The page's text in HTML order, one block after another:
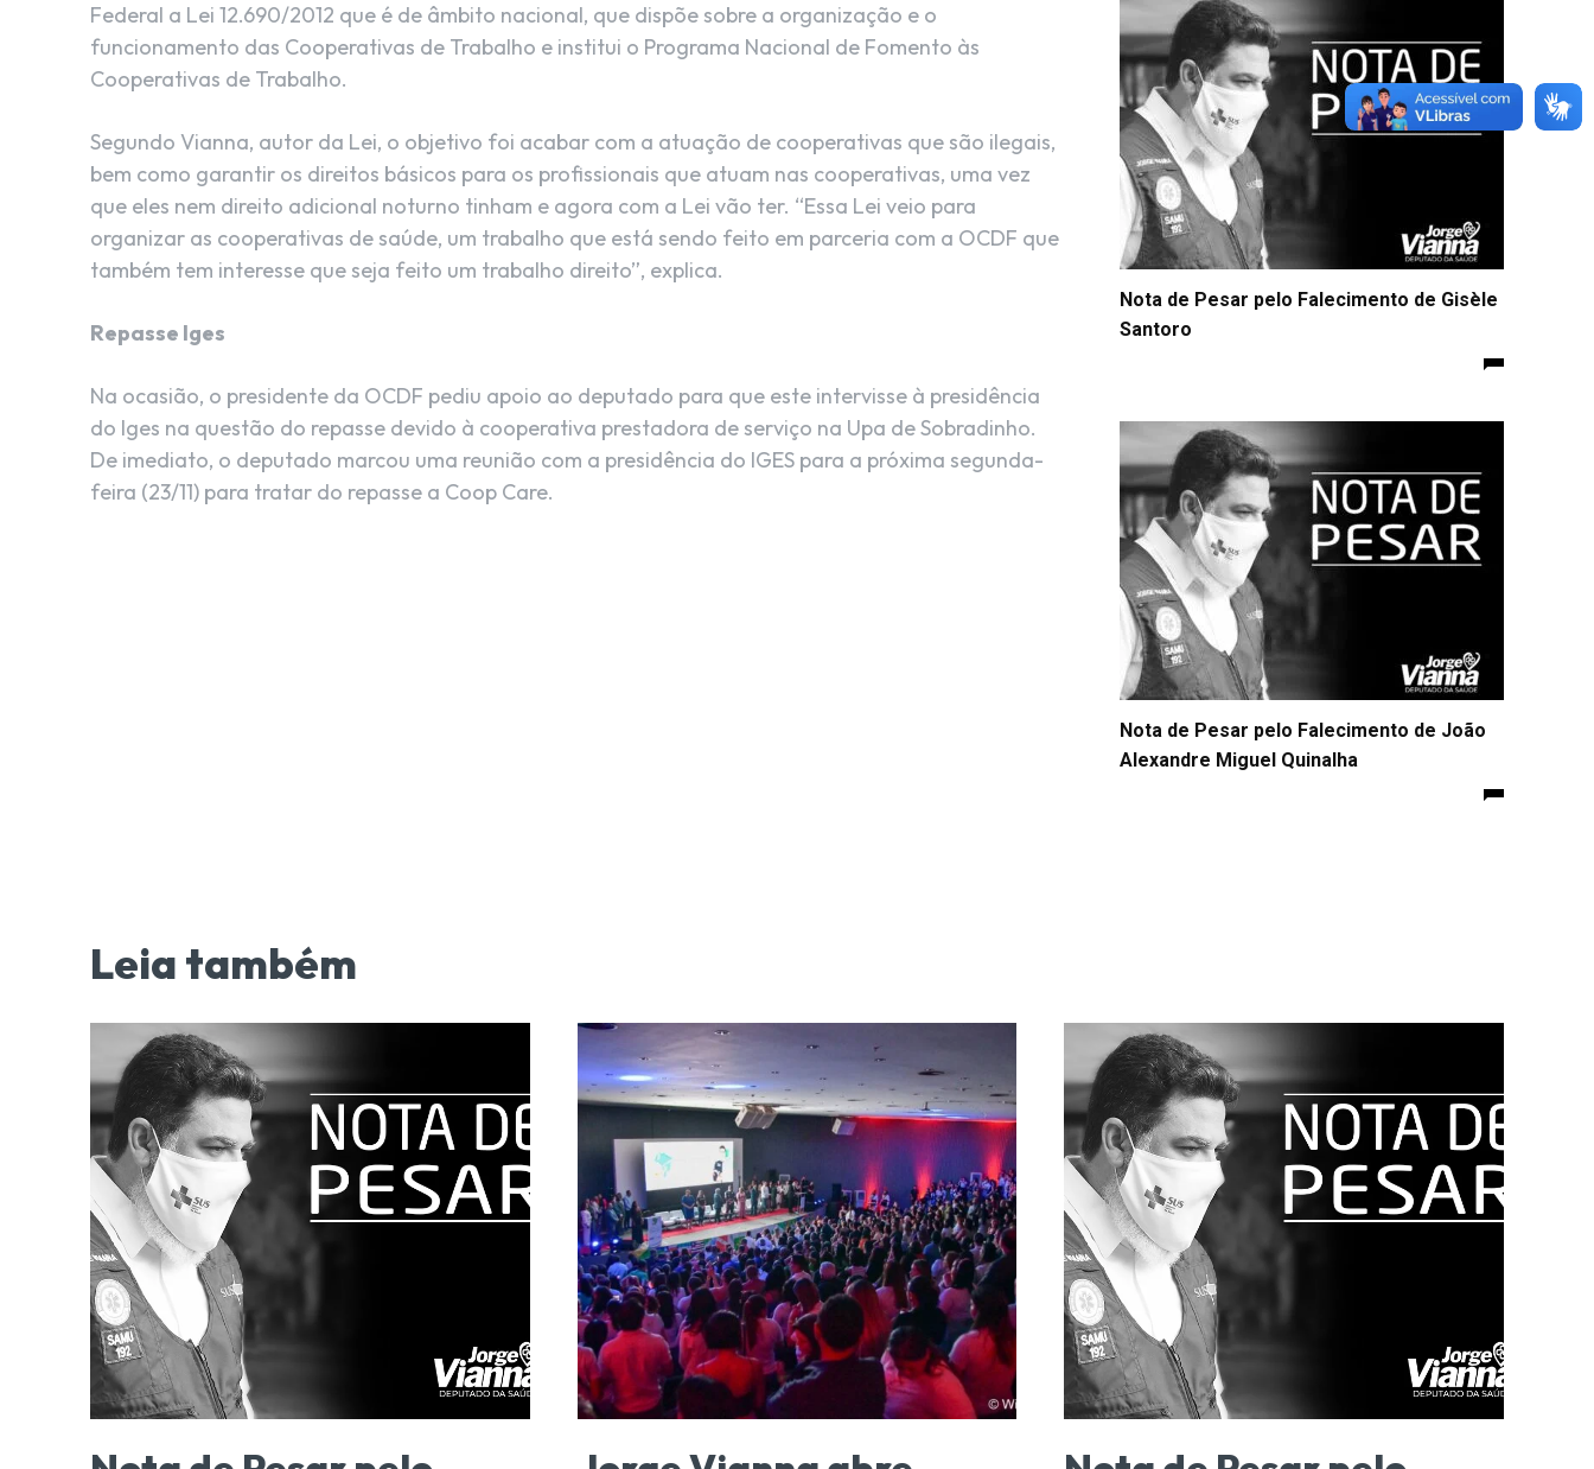
Federal a Lei 12.690/2012 que é de âmbito nacional, que dispõe sobre a organização e o
funcionamento das Cooperativas de Trabalho e institui o Programa Nacional de Fomento às
Cooperativas de Trabalho.
Segundo Vianna, autor da Lei, o objetivo foi acabar com a atuação de cooperativas que são ilegais,
bem como garantir os direitos básicos para os profissionais que atuam nas cooperativas, uma vez
que eles nem direito adicional noturno tinham e agora com a Lei vão ter. “Essa Lei veio para
organizar as cooperativas de saúde, um trabalho que está sendo feito em parceria com a OCDF que
também tem interesse que seja feito um trabalho direito”, explica.
Repasse Iges
Na ocasião, o presidente da OCDF pediu apoio ao deputado para que este intervisse à presidência
do Iges na questão do repasse devido à cooperativa prestadora de serviço na Upa de Sobradinho.
De imediato, o deputado marcou uma reunião com a presidência do IGES para a próxima segunda-
feira (23/11) para tratar do repasse a Coop Care.
Nota de Pesar pelo Falecimento de Gisèle
Santoro
Nota de Pesar pelo Falecimento de João
Alexandre Miguel Quinalha
Leia também